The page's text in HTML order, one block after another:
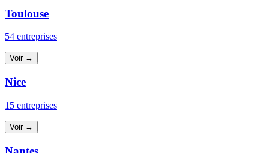
Toulouse
54 entreprises
Voir →
Nice
15 entreprises
Voir →